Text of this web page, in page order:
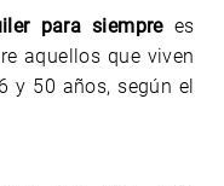
para siemprees
aquellos que viven
y 50 años, según el